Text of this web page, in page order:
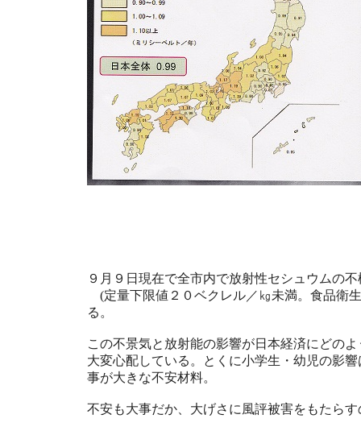
９月９日現在で全市内で放射性セシュウムの
(定量下限値２０ベクレル／㎏未満。食品衛
る。
この不景気と放射能の影響が日本経済にどの
大変心配している。とくに小学生・幼児の影
事が大きな不安材料。
不安も大事だか、大げさに風評被害をもたら